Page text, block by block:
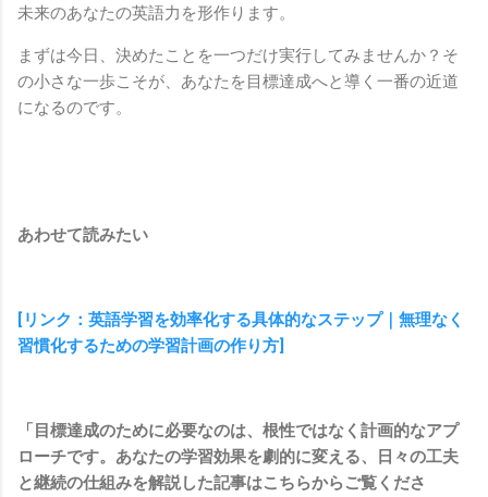
未来のあなたの英語力を形作ります。
まずは今日、決めたことを一つだけ実行してみませんか？そ
の小さな一歩こそが、あなたを目標達成へと導く一番の近道
になるのです。
あわせて読みたい
[リンク：英語学習を効率化する具体的なステップ｜無理なく
習慣化するための学習計画の作り方]
「目標達成のために必要なのは、根性ではなく計画的なアプ
ローチです。あなたの学習効果を劇的に変える、日々の工夫
と継続の仕組みを解説した記事はこちらからご覧くださ